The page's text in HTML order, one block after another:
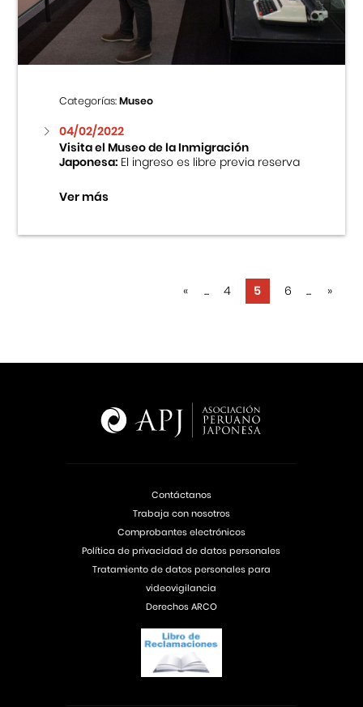
Categorías:Museo
04/02/2022
Visita el Museo de la Inmigración
Japonesa:El ingreso es libre previa reserva
Ver más
« ... 4 5 6 ... »
Contáctanos
Trabaja con nosotros
Comprobantes electrónicos
Política de privacidad de datos personales
Tratamiento de datos personales para
videovigilancia
Derechos ARCO